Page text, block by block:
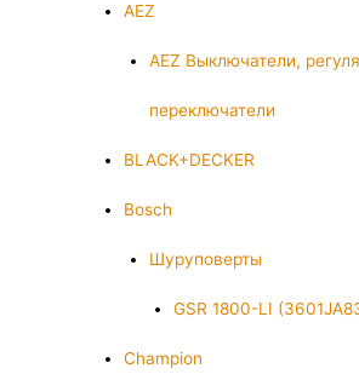
AEZ
AEZ Выключатели,
переключатели
BLACK+DECKER
Bosch
Шуруповерты
GSR 1800-LI
Champion